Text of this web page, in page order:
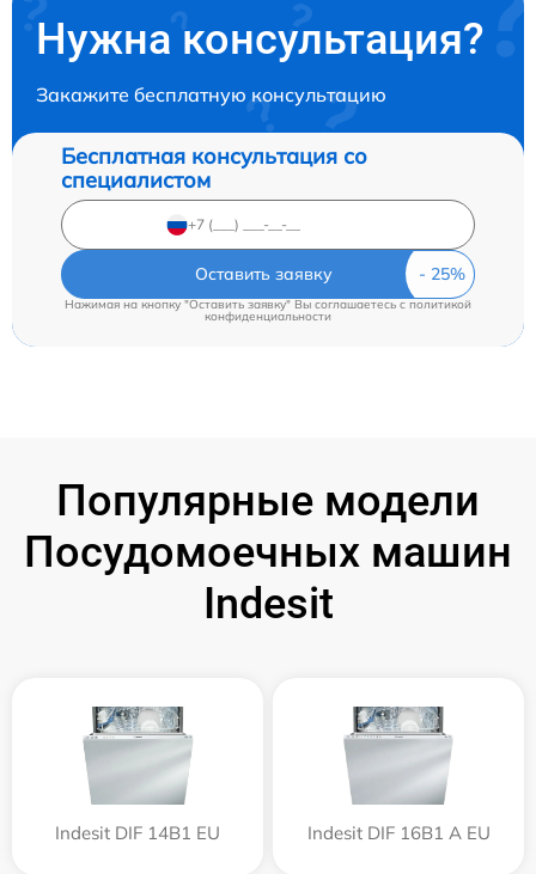
Нужна консультация?
Закажите бесплатную консультацию
Бесплатная консультация со
специалистом
Оставить заявку
Нажимая на кнопку "Оставить заявку" Вы соглашаетесь cполитикой
конфиденциальности
Популярные модели
Посудомоечных машин
Indesit
Indesit DIF 14B1 EU Indesit DIF 16B1 A EU